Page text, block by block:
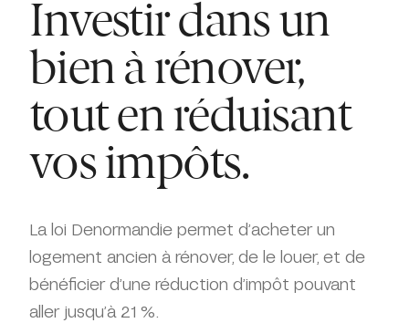
Investir dans un
bien à rénover,
tout en réduisant
vos impôts.
La loi Denormandie permet d’acheter un
logement ancien à rénover, de le louer, et de
bénéficier d’une réduction d’impôt pouvant
aller jusqu’à 21 %.